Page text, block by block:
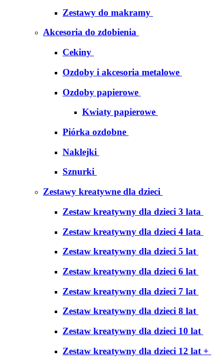
Zestawy do makramy
Akcesoria do zdobienia
Cekiny
Ozdoby i akcesoria metalowe
Ozdoby papierowe
Kwiaty papierowe
Piórka ozdobne
Naklejki
Sznurki
Zestawy kreatywne dla dzieci
Zestaw kreatywny dla dzieci 3 lata
Zestaw kreatywny dla dzieci 4 lata
Zestaw kreatywny dla dzieci 5 lat
Zestaw kreatywny dla dzieci 6 lat
Zestaw kreatywny dla dzieci 7 lat
Zestaw kreatywny dla dzieci 8 lat
Zestaw kreatywny dla dzieci 10 lat
Zestaw kreatywny dla dzieci 12 lat +